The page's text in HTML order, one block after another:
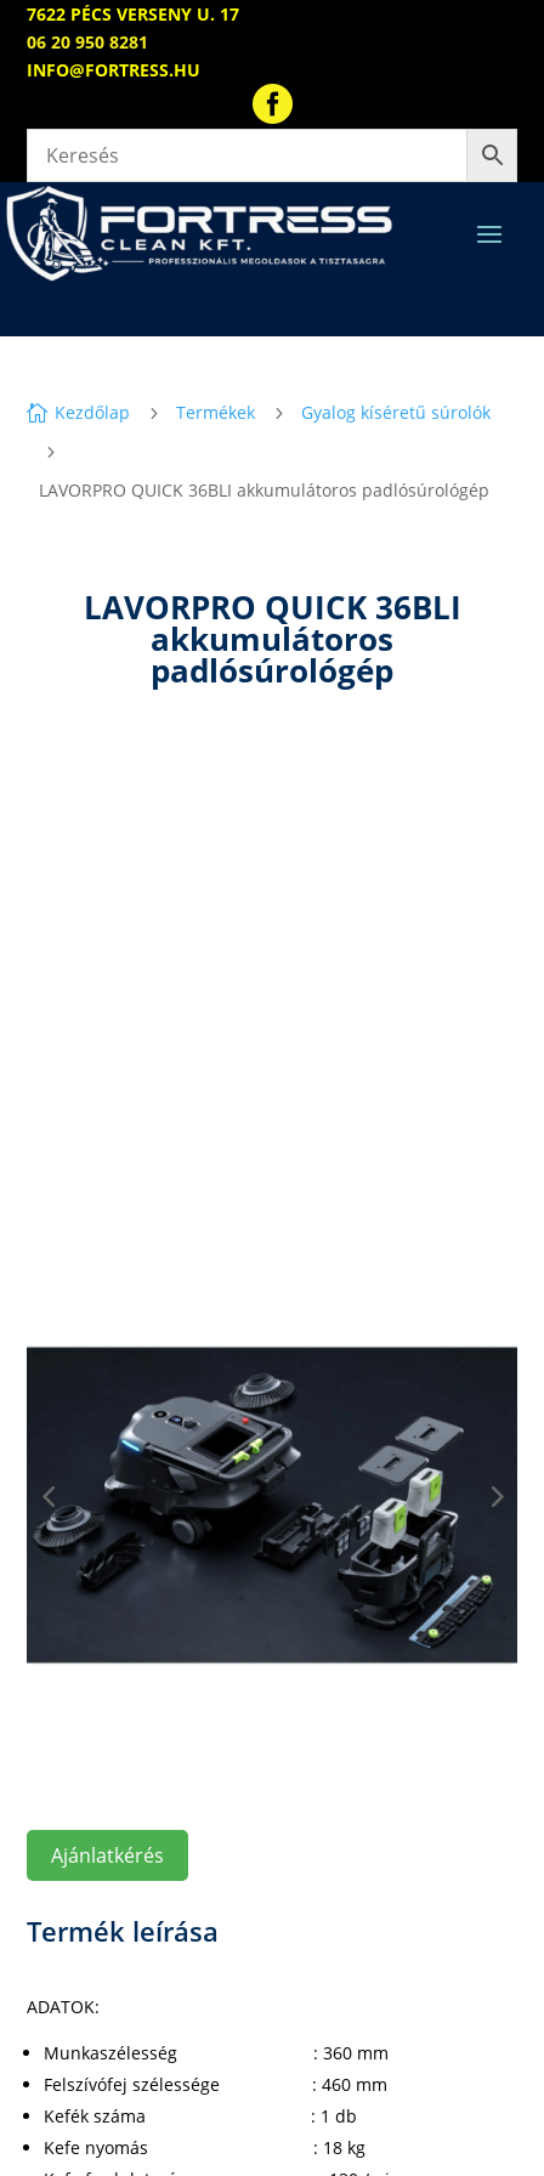
7622 PÉCS VERSENY U. 17
06 20 950 8281
INFO@FORTRESS.HU

 Kezdőlap 5 Termékek 5 Gyalog kíséretű súrolók
5
LAVORPRO QUICK 36BLI akkumulátoros padlósúrológép
LAVORPRO QUICK 36BLI
akkumulátoros
padlósúrológép
Ajánlatkérés
Termék leírása
ADATOK:
Munkaszélesség : 360 mm
Felszívófej szélessége : 460 mm
Kefék száma : 1 db
Kefe nyomás : 18 kg